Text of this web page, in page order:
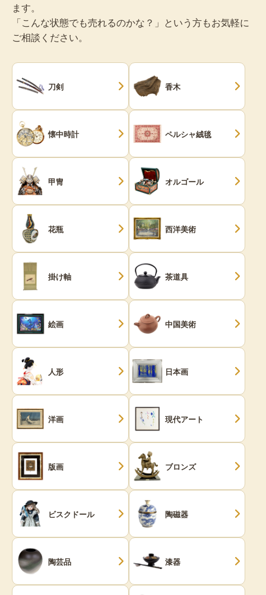
ます。
「こんな状態でも売れるのかな？」という方もお気軽に
ご相談ください。
刀剣 香木
懐中時計 ペルシャ絨毯
甲冑 オルゴール
花瓶 西洋美術
掛け軸 茶道具
絵画 中国美術
人形 日本画
洋画 現代アート
版画 ブロンズ
ビスクドール 陶磁器
陶芸品 漆器